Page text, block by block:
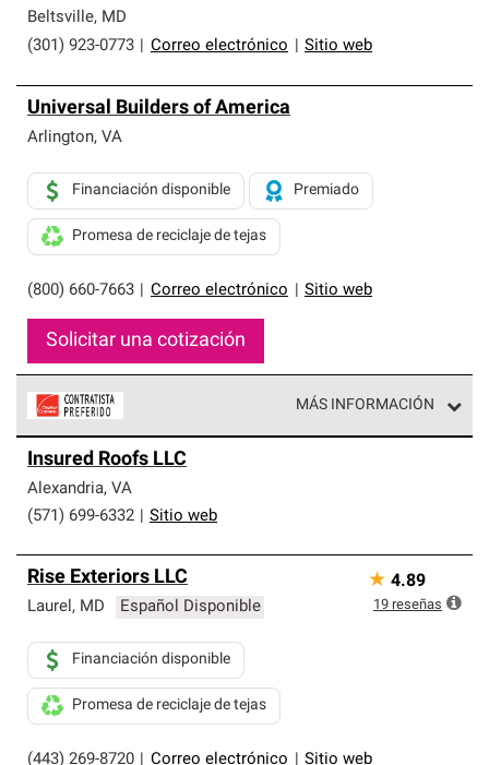
Beltsville, MD
(301) 923-0773
Correo electrónico Sitio web
Universal Builders of America
Arlington, VA
(800) 660-7663 Correo electrónico Sitio web
Financiación disponible Premiado
Promesa de reciclaje de tejas
Solicitar una cotización
MÁS INFORMACIÓN
parte de una red exclusiva de profesionales de techos
que cumplen con altos estándares y requisitos estrictos
de profesionalismo y confiabilidad.
Insured Roofs LLC
Alexandria, VA
(571) 699-6332
Sitio web
Rise Exteriors LLC
Laurel, MD Español Disponible
(443) 269-8720 Correo electrónico Sitio web
Financiación disponible
Promesa de reciclaje de tejas
★ 4.89
19 reseñas